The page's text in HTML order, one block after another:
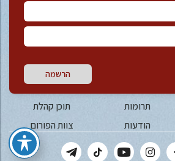
הרשמה
תרומות
תוכן קהלת
הודעות צוות הפורום